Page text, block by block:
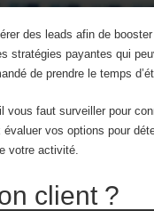
des leads afin de
stratégies payantes qui
de prendre le temps
vous faut surveiller pour
vos options pour
votre activité.
client ?